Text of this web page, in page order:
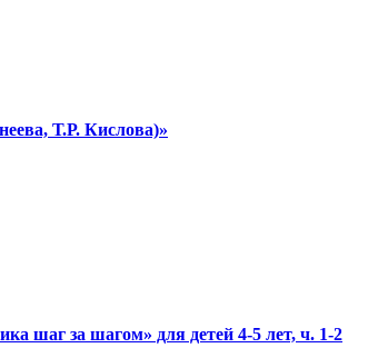
Т.Р. Кислова)»
шаг за шагом» для детей 4-5 лет, ч. 1-2